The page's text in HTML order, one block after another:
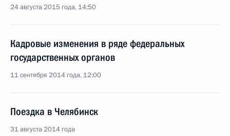
24 августа 2015 года, 14:50
Кадровые изменения в ряде федеральных
государственных органов
11 сентября 2014 года, 12:00
Поездка в Челябинск
31 августа 2014 года